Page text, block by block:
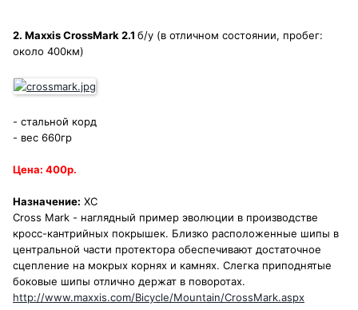
2. Maxxis CrossMark 2.1 б/у (в отличном состоянии, пробег:
около 400км)
- стальной корд
- вес 660гр
Цена: 400р.
Назначение: XC
Cross Mark - наглядный пример эволюции в производстве
кросс-кантрийных покрышек. Близко расположенные шипы в
центральной части протектора обеспечивают достаточное
сцепление на мокрых корнях и камнях. Слегка приподнятые
боковые шипы отлично держат в поворотах.
http://www.maxxis.com/Bicycle/Mountain/CrossMark.aspx